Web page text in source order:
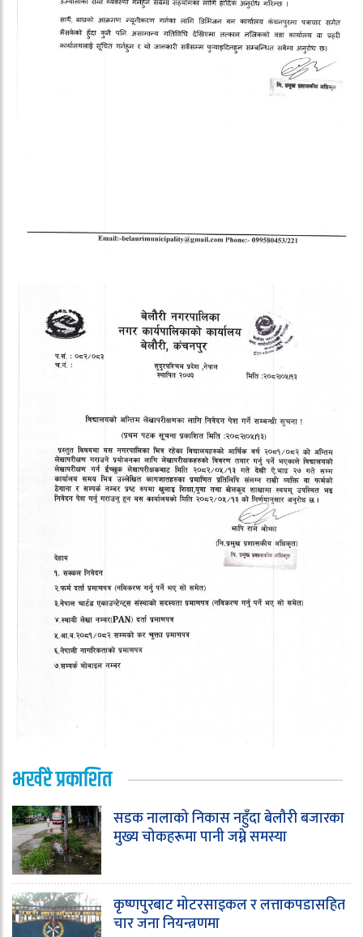
भर्खरै प्रकाशित
सडक नालाको निकास नहुँदा बेलौरी बजारका
मुख्य चोकहरूमा पानी जम्ने समस्या
कृष्णपुरबाट मोटरसाइकल र लत्ताकपडासहित
चार जना नियन्त्रणमा